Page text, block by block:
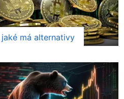
má alternativy